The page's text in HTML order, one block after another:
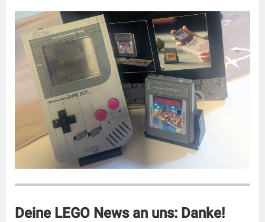
Deine LEGO News an uns: Danke!